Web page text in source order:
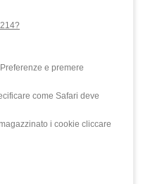
e premere
come Safari deve
i cookie cliccare